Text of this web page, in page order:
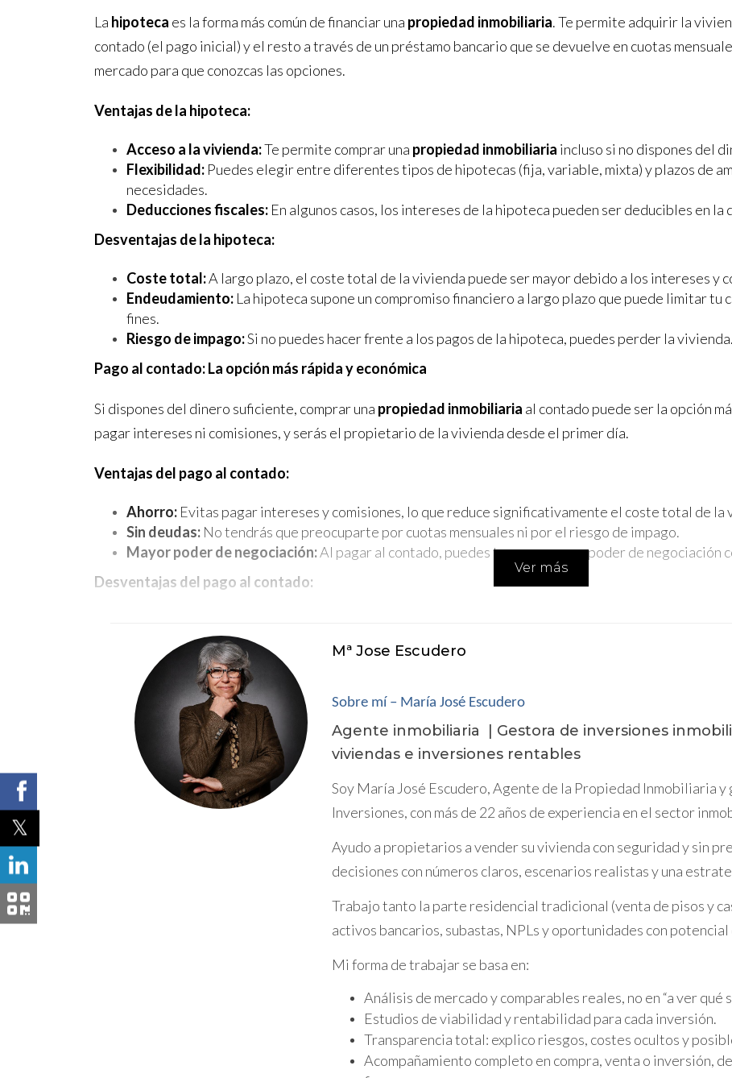
La hipoteca es la forma más común de financiar una propiedad inmobiliaria. Te permite adquirir la
contado (el pago inicial) y el resto a través de un préstamo bancario que se devuelve en cuotas
mercado para que conozcas las opciones.
Ventajas de la hipoteca:
Acceso a la vivienda:Te permite comprar una propiedad inmobiliaria incluso si no dispones del
Flexibilidad: Puedes elegir entre diferentes tipos de hipotecas (fija, variable, mixta) y plazos de
necesidades.
Deducciones fiscales: En algunos casos, los intereses de la hipoteca pueden ser deducibles en la
Desventajas de la hipoteca:
Coste total:A largo plazo, el coste total de la vivienda puede ser mayor debido a los intereses y
Endeudamiento: La hipoteca supone un compromiso financiero a largo plazo que puede limitar
fines.
Riesgo de impago:Si no puedes hacer frente a los pagos de la hipoteca, puedes perder la vivienda.
Pago al contado: La opción más rápida y económica
Si dispones del dinero suficiente, comprar una propiedad inmobiliaria al contado puede ser la opción
pagar intereses ni comisiones, y serás el propietario de la vivienda desde el primer día.
Ventajas del pago al contado:
Ahorro: Evitas pagar intereses y comisiones, lo que reduce significativamente el coste total de la
Sin deudas: No tendrás que preocuparte por cuotas mensuales ni por el riesgo de impago.
Mayor poder de negociación:Al pagar al contado, puedes tener un mayor poder de negociación
Desventajas del pago al contado:
Pérdida de oportunidades:
Si utilizas todos tus ahorros para comprar la vivienda, puedes
con mayor rentabilidad.
¿Cuál es la mejor opción para ti?
La mejor opción de financiación dependerá de tu situación financiera personal y tus objetivos a largo
quieres evitar deudas, el pago al contado puede ser la mejor opción. Sin embargo, si necesitas
puede ser la solución más adecuada.
Asesoramiento profesional para tomar la mejor decisión
Si estás indeciso sobre qué opción de financiación elegir, te recomiendo que busques el asesoramiento
, te ofrecemos un servicio personalizado y profesional para ayudarte a tomar la mejor
María José Escudero: Tu agente inmobiliario de confianza en Baix Camp.Con más de dos
agente inmobiliario
que necesitas para encontrar tu hogar ideal en
Ver más
Mª Jose Escudero
Sobre mí – María José Escudero
Agente inmobiliaria | Gestora de inversiones
viviendas e inversiones rentables
Soy María José Escudero, Agente de la Propiedad Inmobiliaria
Inversiones, con más de 22 años de experiencia en el sector
Ayudo a propietarios a vender su vivienda con seguridad y sin
decisiones con números claros, escenarios realistas y una
Trabajo tanto la parte residencial tradicional (venta de pisos y
activos bancarios, subastas, NPLs y oportunidades con
Mi forma de trabajar se basa en:
Análisis de mercado y comparables reales, no en “a ver qué
Estudios de viabilidad y rentabilidad para cada inversión.
Transparencia total: explico riesgos, costes ocultos y
Acompañamiento completo en compra, venta o inversión,